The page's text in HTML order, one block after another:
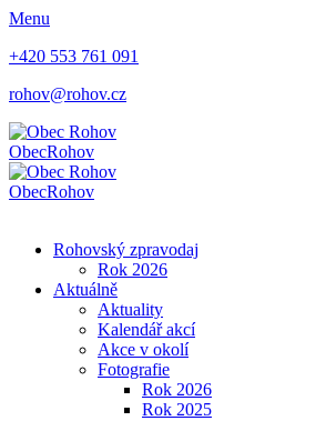
Menu
+420 553 761 091
rohov@rohov.cz
ObecRohov
ObecRohov
Rohovský zpravodaj
Rok 2026
Aktuálně
Aktuality
Kalendář akcí
Akce v okolí
Fotografie
Rok 2026
Rok 2025